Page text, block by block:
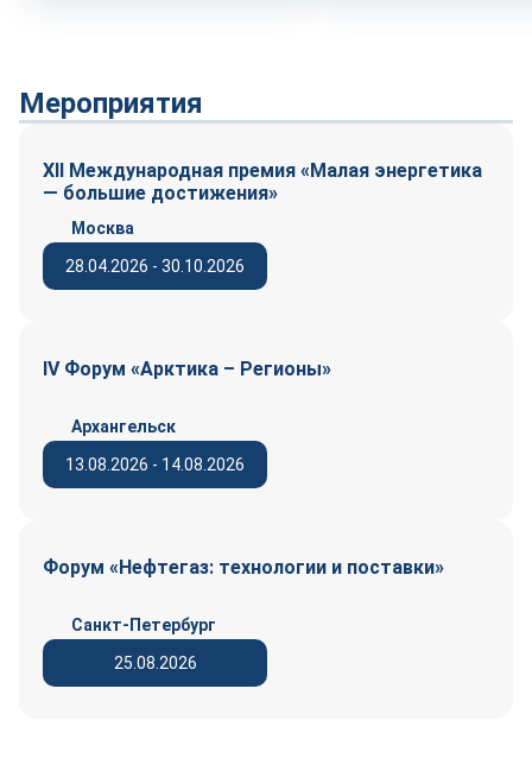
Мероприятия
XII Международная премия «Малая энергетика
— большие достижения»
28.04.2026 - 30.10.2026
Москва
IV Форум «Арктика – Регионы»
13.08.2026 - 14.08.2026
Архангельск
Форум «Нефтегаз: технологии и поставки»
25.08.2026
Санкт-Петербург